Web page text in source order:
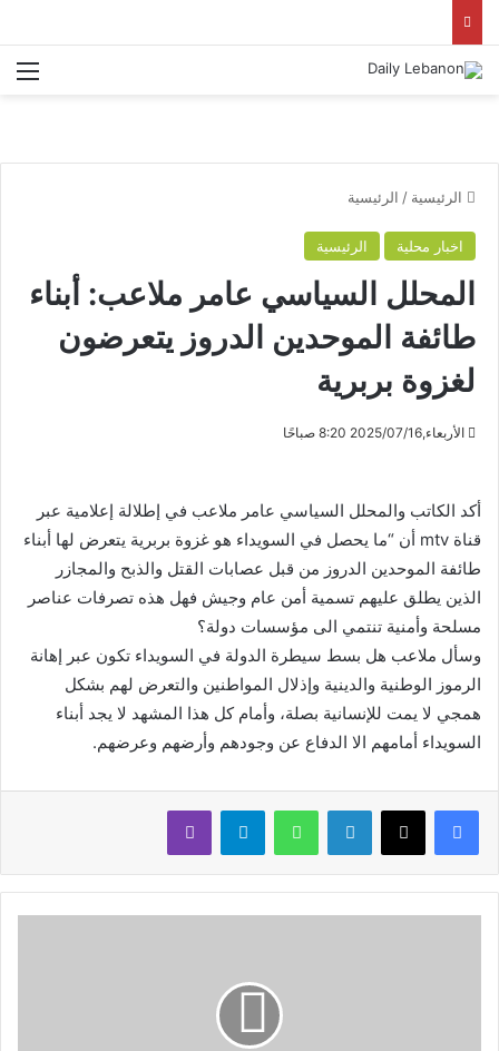
الرئيسية / الرئيسية
اخبار محلية الرئيسية
المحلل السياسي عامر ملاعب: أبناء
طائفة الموحدين الدروز يتعرضون
لغزوة بربرية
الأربعاء,2025/07/16 8:20 صباحًا
أكد الكاتب والمحلل السياسي عامر ملاعب في إطلالة إعلامية عبر
قناة mtv أن “ما يحصل في السويداء هو غزوة بربرية يتعرض لها أبناء
طائفة الموحدين الدروز من قبل عصابات القتل والذبح والمجازر
الذين يطلق عليهم تسمية أمن عام وجيش فهل هذه تصرفات عناصر
مسلحة وأمنية تنتمي الى مؤسسات دولة؟
وسأل ملاعب هل بسط سيطرة الدولة في السويداء تكون عبر إهانة
الرموز الوطنية والدينية وإذلال المواطنين والتعرض لهم بشكل
همجي لا يمت للإنسانية بصلة، وأمام كل هذا المشهد لا يجد أبناء
السويداء أمامهم الا الدفاع عن وجودهم وأرضهم وعرضهم.
لينكدإن واتساب تيلقرام ڤايبر